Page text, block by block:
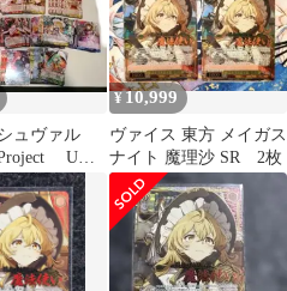
ュヴァル
U以
、RRは一部
¥10,999
ヴァイス 東方 メイガス
ナイト 魔理沙 SR 2枚